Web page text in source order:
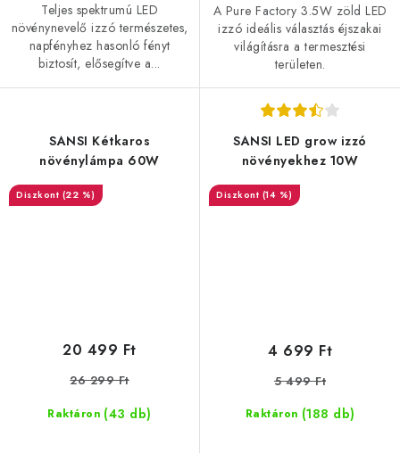
Teljes spektrumú LED
növénynevelő izzó természetes,
napfényhez hasonló fényt
biztosít, elősegítve a...
A Pure Factory 3.5W zöld LED
izzó ideális választás éjszakai
világításra a termesztési
területen.
SANSI Kétkaros
növénylámpa 60W
(22 %)
Raktáron (43 db)
20 499 Ft
26 299 Ft
SANSI LED grow izzó
növényekhez 10W
(14 %)
Raktáron (188 db)
4 699 Ft
5 499 Ft